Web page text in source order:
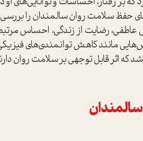
حفظ سلامت روان سالمندان را
رضایت از زندگی، احساس مرتبط
مانند کاهش توانمندی‌های
که اثر قابل توجهی بر سلامت روان